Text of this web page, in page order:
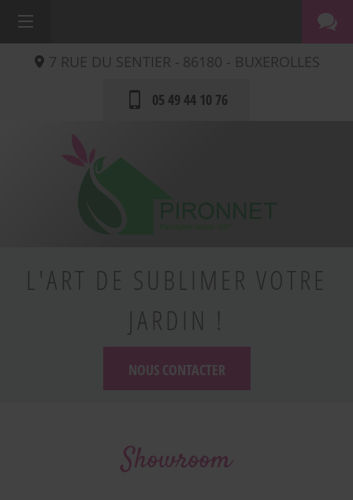
7 RUE DU SENTIER - 86180 - BUXEROLLES
05 49 44 10 76
L'ART DE SUBLIMER VOTRE
JARDIN !
NOUS CONTACTER
Showroom